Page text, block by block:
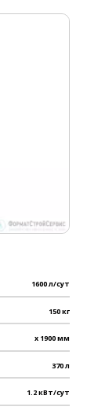
1600 л/сут
150 кг
x 1900 мм
370 л
1.2 кВт/сут